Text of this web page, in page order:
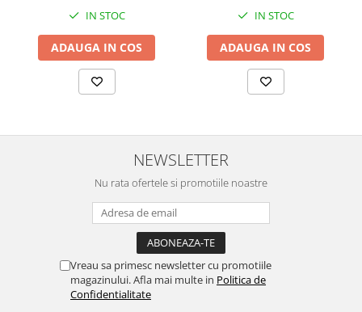
IN STOC
ADAUGA IN COS
IN STOC
ADAUGA IN COS
NEWSLETTER
Nu rata ofertele si promotiile noastre
Vreau sa primesc newsletter cu promotiile
magazinului. Afla mai multe in Politica de
Confidentialitate